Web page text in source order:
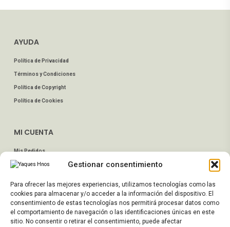
Gestionar consentimiento
Para ofrecer las mejores experiencias, utilizamos tecnologías como las
cookies para almacenar y/o acceder a la información del dispositivo. El
consentimiento de estas tecnologías nos permitirá procesar datos como
el comportamiento de navegación o las identificaciones únicas en este
sitio. No consentir o retirar el consentimiento, puede afectar
AYUDA
Política de Privacidad
Términos y Condiciones
Política de Copyright
Política de Cookies
MI CUENTA
Mis Pedidos
Dirección de Envío
Preguntas Frecuentes
ATENCIÓN AL CLIENTE